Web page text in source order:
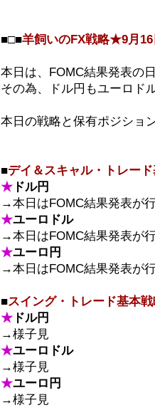
■□■羊飼いのFX戦略★9月
本日は、FOMC結果発表の
その為、ドル円もユーロド
本日の戦略と保有ポジショ
■デイ＆スキャル・トレー
★ ドル円
→本日はFOMC結果発表が
★ユーロドル
→本日はFOMC結果発表が
★ユーロ円
→本日はFOMC結果発表が
■スイング・トレード基本
★ ドル円
→様子見
★ユーロドル
→様子見
★ユーロ円
→様子見